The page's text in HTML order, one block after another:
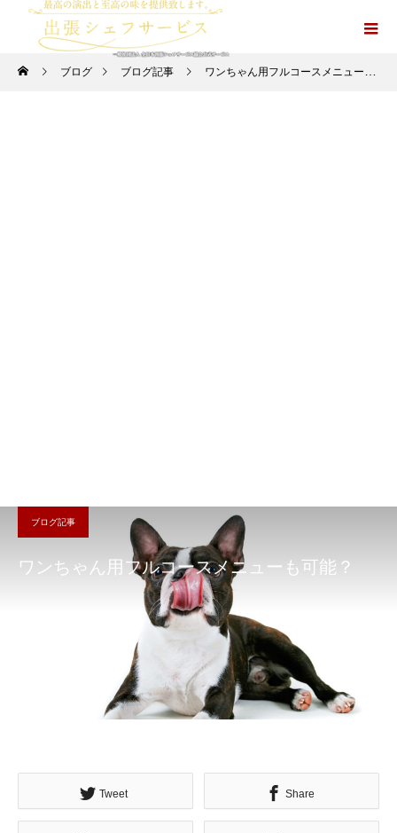
ブログ ブログ記事 ワンちゃん用フルコースメニューも可能？
ブログ記事
ワンちゃん用フルコースメニューも可能？
Tweet Share